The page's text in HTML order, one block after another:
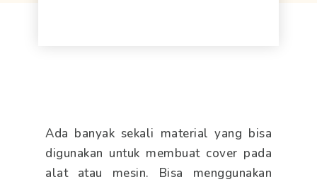
Ada banyak sekali material yang bisa
digunakan untuk membuat cover pada
alat atau mesin. Bisa menggunakan